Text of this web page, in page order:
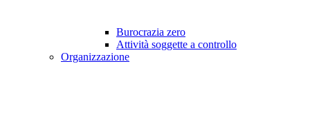
Burocrazia zero
Attività soggette a controllo
Organizzazione